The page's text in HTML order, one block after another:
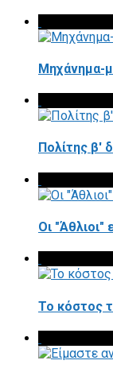
Μηχάνημα-
Πολίτης β'
Οι "Άθλιοι"
Το κόστος